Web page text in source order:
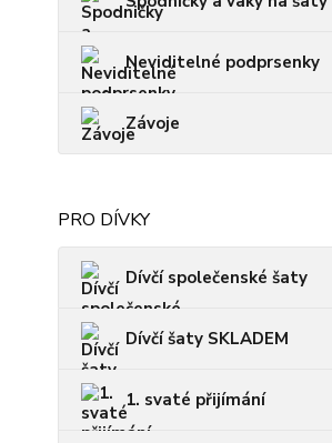
Neviditelné podprsenky
Závoje
PRO DÍVKY
Dívčí společenské šaty
Dívčí šaty SKLADEM
1. svaté přijímání